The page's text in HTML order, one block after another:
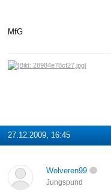
MfG
27.12.2009, 16:45
Wolveren99
Jungspund